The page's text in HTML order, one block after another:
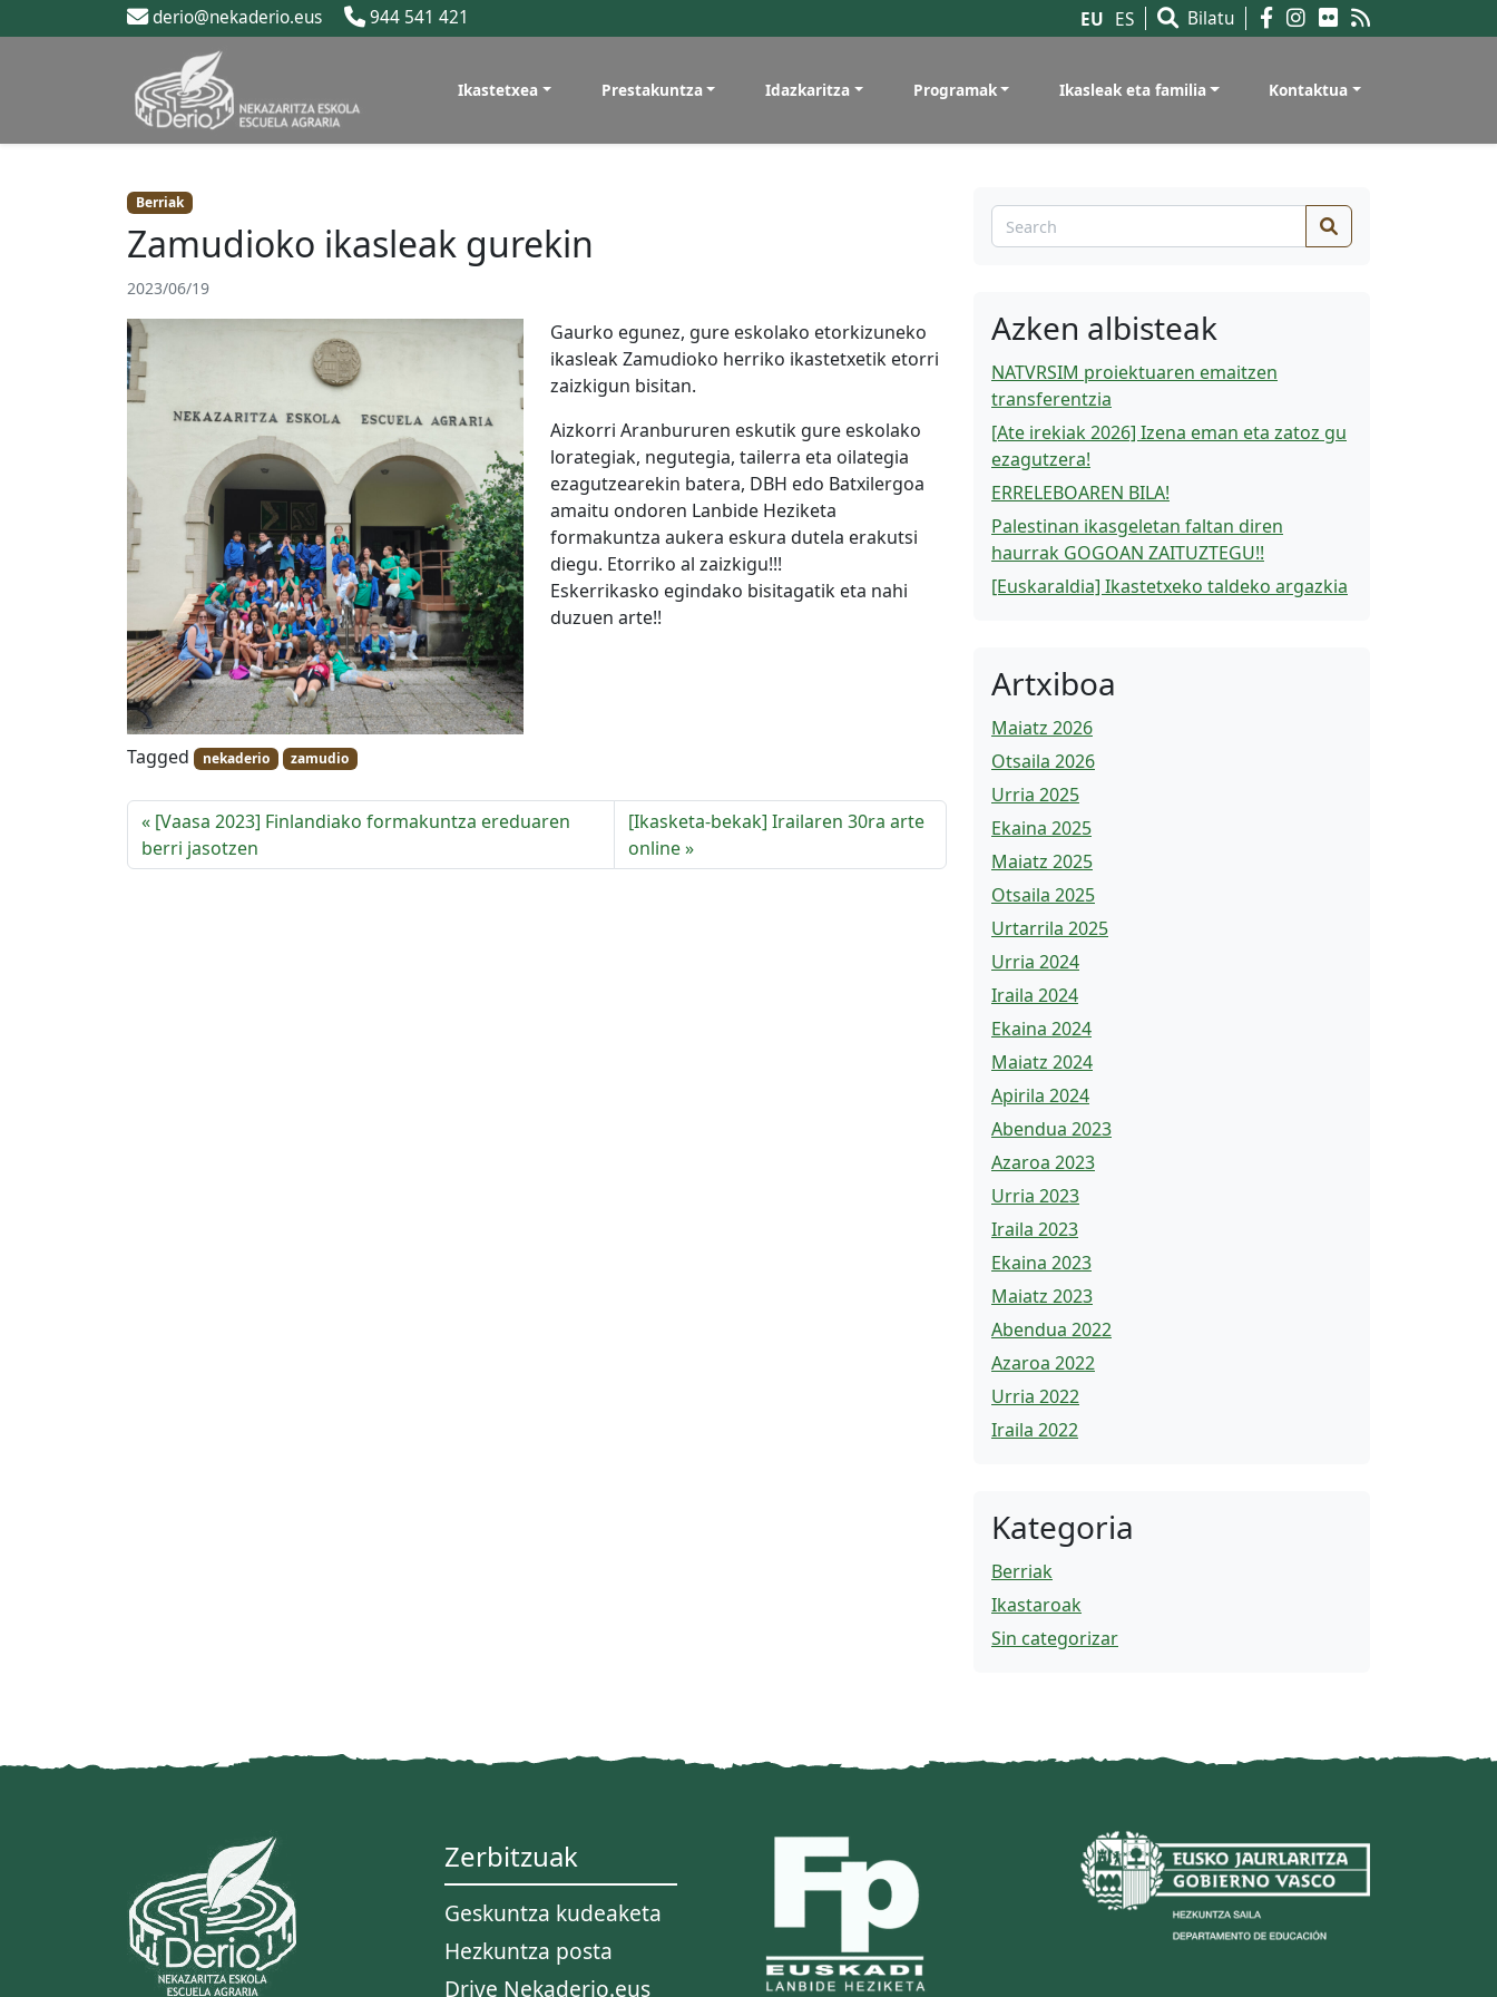
derio@nekaderio.eus 944 541 421 EU ES Bilatu
Ikastetxea Prestakuntza Idazkaritza Programak Ikasleak eta familia Kontaktua
Berriak
Zamudioko ikasleak gurekin
2023/06/19
Gaurko egunez, gure eskolako etorkizuneko
ikasleak Zamudioko herriko ikastetxetik etorri
zaizkigun bisitan.
Aizkorri Aranbururen eskutik gure eskolako
lorategiak, negutegia, tailerra eta oilategia
ezagutzearekin batera, DBH edo Batxilergoa
amaitu ondoren Lanbide Heziketa
formakuntza aukera eskura dutela erakutsi
diegu. Etorriko al zaizkigu!!!
Eskerrikasko egindako bisitagatik eta nahi
duzuen arte!!
Tagged nekaderio zamudio
[Vaasa 2023] Finlandiako formakuntza ereduaren
berri jasotzen
[Ikasketa-bekak] Irailaren 30ra arte
online
Azken albisteak
NATVRSIM proiektuaren emaitzen
transferentzia
[Ate irekiak 2026] Izena eman eta zatoz gu
ezagutzera!
ERRELEBOAREN BILA!
Palestinan ikasgeletan faltan diren
haurrak GOGOAN ZAITUZTEGU!!
[Euskaraldia] Ikastetxeko taldeko argazkia
Artxiboa
Maiatz 2026
Otsaila 2026
Urria 2025
Ekaina 2025
Maiatz 2025
Otsaila 2025
Urtarrila 2025
Urria 2024
Iraila 2024
Ekaina 2024
Maiatz 2024
Apirila 2024
Abendua 2023
Azaroa 2023
Urria 2023
Iraila 2023
Ekaina 2023
Maiatz 2023
Abendua 2022
Azaroa 2022
Urria 2022
Iraila 2022
Kategoria
Berriak
Ikastaroak
Sin categorizar
Zerbitzuak
Geskuntza kudeaketa
Hezkuntza posta
Drive Nekaderio.eus